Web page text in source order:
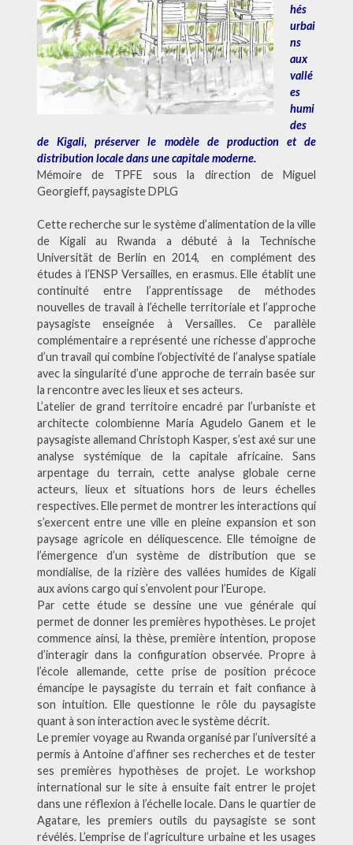
hés
urbai
ns
aux
vallé
es
humi
des
de Kigali, préserver le modèle de production et de
distribution locale dans une capitale moderne.
Mémoire de TPFE sous la direction de Miguel
Georgieff, paysagiste DPLG
Cette recherche sur le système d’alimentation de la ville
de Kigali au Rwanda a débuté à la Technische
Universität de Berlin en 2014, en complément des
études à l’ENSP Versailles, en erasmus. Elle établit une
continuité entre l’apprentissage de méthodes
nouvelles de travail à l’échelle territoriale et l’approche
paysagiste enseignée à Versailles. Ce parallèle
complémentaire a représenté une richesse d’approche
d’un travail qui combine l’objectivité de l’analyse spatiale
avec la singularité d’une approche de terrain basée sur
la rencontre avec les lieux et ses acteurs.
L’atelier de grand territoire encadré par l’urbaniste et
architecte colombienne Maria Agudelo Ganem et le
paysagiste allemand Christoph Kasper, s’est axé sur une
analyse systémique de la capitale africaine. Sans
arpentage du terrain, cette analyse globale cerne
acteurs, lieux et situations hors de leurs échelles
respectives. Elle permet de montrer les interactions qui
s’exercent entre une ville en pleine expansion et son
paysage agricole en déliquescence. Elle témoigne de
l’émergence d’un système de distribution que se
mondialise, de la rizière des vallées humides de Kigali
aux avions cargo qui s’envolent pour l’Europe.
Par cette étude se dessine une vue générale qui
permet de donner les premières hypothèses. Le projet
commence ainsi, la thèse, première intention, propose
d’interagir dans la configuration observée. Propre à
l’école allemande, cette prise de position précoce
émancipe le paysagiste du terrain et fait confiance à
son intuition. Elle questionne le rôle du paysagiste
quant à son interaction avec le système décrit.
Le premier voyage au Rwanda organisé par l’université a
permis à Antoine d’affiner ses recherches et de tester
ses premières hypothèses de projet. Le workshop
international sur le site à ensuite fait entrer le projet
dans une réflexion à l’échelle locale. Dans le quartier de
Agatare, les premiers outils du paysagiste se sont
révélés. L’emprise de l’agriculture urbaine et les usages